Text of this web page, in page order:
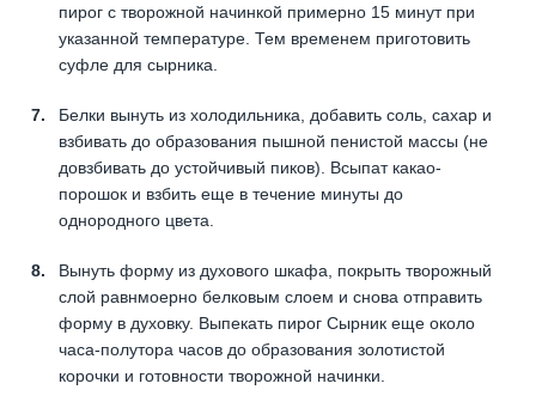
пирог с творожной начинкой примерно 15 минут при
указанной температуре. Тем временем приготовить
суфле для сырника.
Белки вынуть из холодильника, добавить соль, сахар и
взбивать до образования пышной пенистой массы (не
довзбивать до устойчивый пиков). Всыпат какао-
порошок и взбить еще в течение минуты до
однородного цвета.
Вынуть форму из духового шкафа, покрыть творожный
слой равнмоерно белковым слоем и снова отправить
форму в духовку. Выпекать пирог Сырник еще около
часа-полутора часов до образования золотистой
корочки и готовности творожной начинки.